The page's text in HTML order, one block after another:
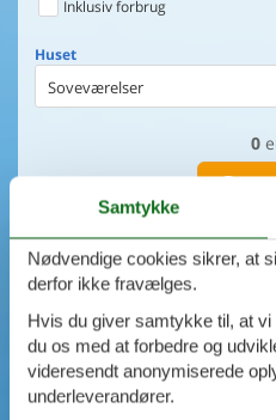
Inklusiv forbrug
Huset
Soveværelser
0
Afstand til indkøb
Afstand til vand
Udsigt til vand
Faciliteter
Swimmingpool
Spa
Sauna
AVANCERET SØGNING
Samtykke
Nødvendige cookies sikrer, at
derfor ikke fravælges.
Hvis du giver samtykke til, at
du os med at forbedre og
videresendt anonymiserede
underleverandører.